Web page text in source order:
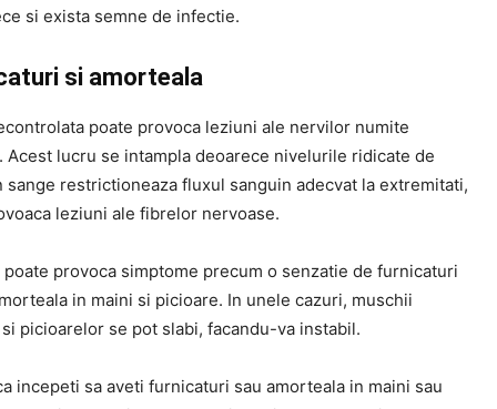
si exista semne de infectie.
si amorteala
poate provoca leziuni ale nervilor numite
Acest lucru se intampla deoarece nivelurile ridicate de
sange restrictioneaza fluxul sanguin adecvat la extremitati,
leziuni ale fibrelor nervoase.
provoca simptome precum o senzatie de furnicaturi
in maini si picioare. In unele cazuri, muschii
picioarelor se pot slabi, facandu-va instabil.
incepeti sa aveti furnicaturi sau amorteala in maini sau